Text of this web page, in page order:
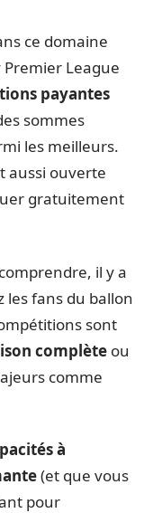
ce domaine
League
payantes
sommes
les meilleurs.
aussi ouverte
gratuitement
il y a
les fans du ballon
sont
complète ou
comme
à
(et que vous
pour